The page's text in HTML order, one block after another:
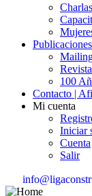
Publicaciones
100
Contacto |
Mi cuenta
Iniciar
Cuenta
Salir